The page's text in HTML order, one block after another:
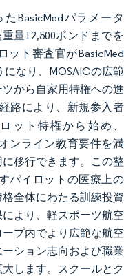
BasicMedパラメータ
量12,500ポンドまでを
ット審査官がBasicMed
なり、MOSAICの広範
から自家用特権への進
路により、新規参入者
ット特権から始め、
ンライン教育要件を満
移行できます。この整
パイロットの医療上の
全体にわたる訓練投資
より、軽スポーツ航空
プ内でより広範な航空
ション志向および職業
します。スクールとク